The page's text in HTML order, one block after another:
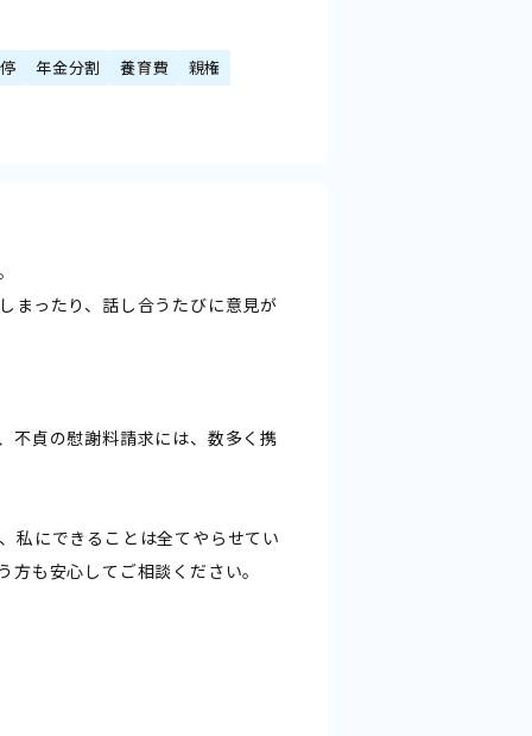
年金分割 養育費 親権
まったり、話し合うたびに意見が
不貞の慰謝料請求には、数多く携
私にできることは全てやらせてい
も安心してご相談ください。